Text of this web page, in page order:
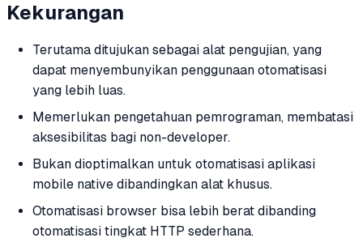
Kekurangan
Terutama ditujukan sebagai alat pengujian, yang
dapat menyembunyikan penggunaan otomatisasi
yang lebih luas.
Memerlukan pengetahuan pemrograman, membatasi
aksesibilitas bagi non-developer.
Bukan dioptimalkan untuk otomatisasi aplikasi
mobile native dibandingkan alat khusus.
Otomatisasi browser bisa lebih berat dibanding
otomatisasi tingkat HTTP sederhana.